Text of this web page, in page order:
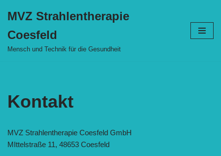
Inhalt
springen
MVZ Strahlentherapie
Coesfeld
Mensch und Technik für die Gesundheit
Kontakt
MVZ Strahlentherapie Coesfeld GmbH
MIttelstraße 11, 48653 Coesfeld